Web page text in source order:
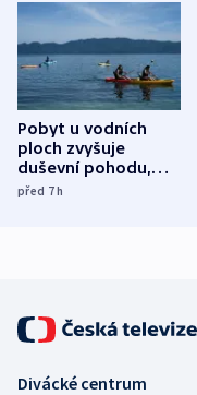
Pobyt u vodních
ploch zvyšuje
duševní pohodu,
ukázala
před 7h
Divácké centrum